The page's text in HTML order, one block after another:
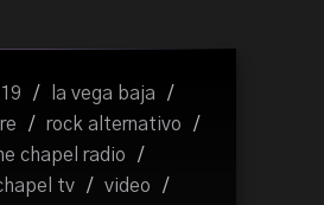
/ la vega baja
/
/ rock alternativo
/
chapel radio
/
tv
/ video
/